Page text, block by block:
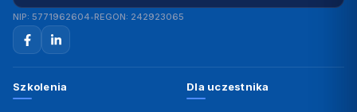
NIP: 5771962604•REGON: 242923065
Szkolenia Dla uczestnika